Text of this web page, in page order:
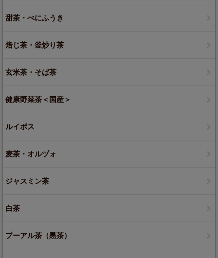
甜茶・べにふうき
焙じ茶・釜炒り茶
玄米茶・そば茶
健康野菜茶＜国産＞
ルイボス
麦茶・オルヅォ
ジャスミン茶
白茶
プーアル茶（黒茶）